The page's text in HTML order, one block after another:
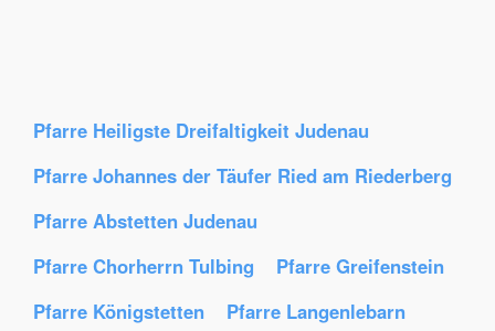
Pfarre Heiligste Dreifaltigkeit Judenau
Pfarre Johannes der Täufer Ried am Riederberg
Pfarre Abstetten Judenau
Pfarre Chorherrn Tulbing
Pfarre Greifenstein
Pfarre Königstetten
Pfarre Langenlebarn